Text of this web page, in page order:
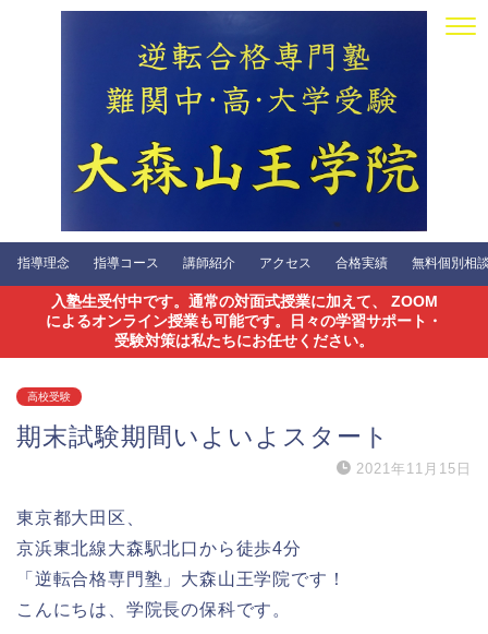
指導理念 指導コース 講師紹介 アクセス 合格実績 無料個別相
入塾生受付中です。通常の対面式授業に加えて、 ZOOM
によるオンライン授業も可能です。日々の学習サポート・
受験対策は私たちにお任せください。
高校受験
期末試験期間いよいよスタート
2021年11月15日
東京都大田区、
京浜東北線大森駅北口から徒歩4分
「逆転合格専門塾」大森山王学院です！
こんにちは、学院長の保科です。